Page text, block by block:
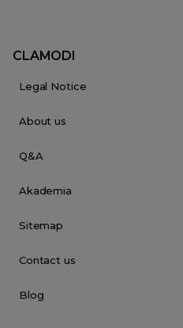
CLAMODI
Legal Notice
About us
Q&A
Akademia
Sitemap
Contact us
Blog